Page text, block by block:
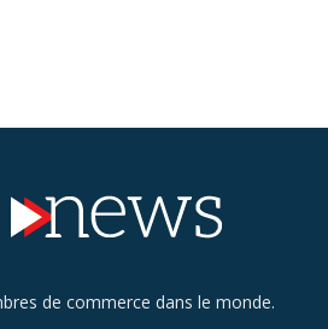
de commerce dans le monde.